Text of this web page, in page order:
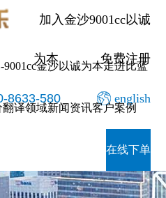
加入金沙9001cc以诚
为本 免费注册
8633-580 english
9001cc金沙以诚为本走进比蓝
翻译领域新闻资讯客户案例
在线下单